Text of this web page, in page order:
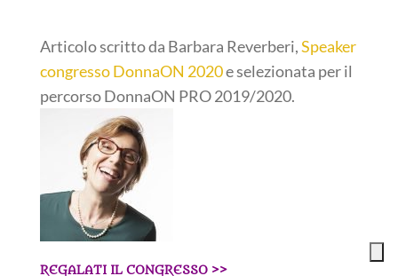
Articolo scritto da Barbara Reverberi,Speaker
congresso DonnaON 2020e selezionata per il
percorsoDonnaON PRO 2019/2020.
REGALATI IL CONGRESSO >>